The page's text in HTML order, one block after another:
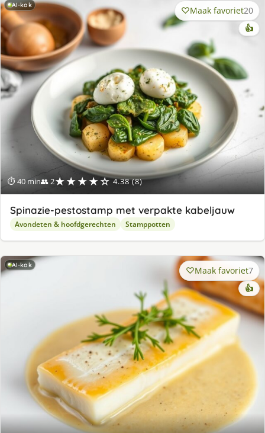
AI-kok
⏱ 40 min👥 2★★★★☆ 4.38 (8)
Maak favoriet20
👍
Spinazie-pestostamp met verpakte kabeljauw
Avondeten & hoofdgerechten Stamppotten
AI-kok Maak favoriet7
👍